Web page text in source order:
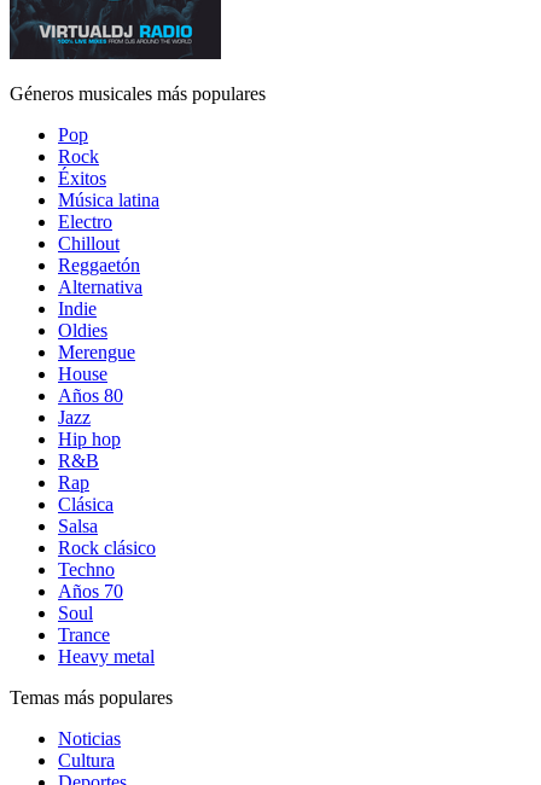
Géneros musicales más populares
Pop
Rock
Éxitos
Música latina
Electro
Chillout
Reggaetón
Alternativa
Indie
Oldies
Merengue
House
Años 80
Jazz
Hip hop
R&B
Rap
Clásica
Salsa
Rock clásico
Techno
Años 70
Soul
Trance
Heavy metal
Temas más populares
Noticias
Cultura